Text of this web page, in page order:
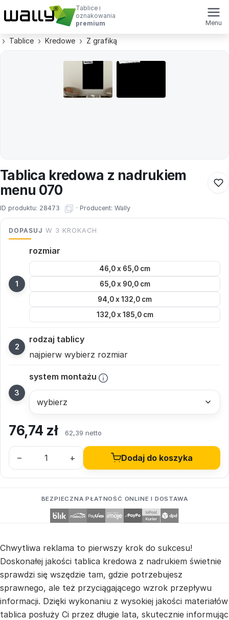
Tablice i
oznakowania
premium
Menu
Tablice Kredowe Z grafiką
Tablica kredowa z nadrukiem
menu 070
ID produktu: 28473 · Producent: Wally
DOPASUJ W 3 KROKACH
rozmiar
46,0 x 65,0 cm
65,0 x 90,0 cm
94,0 x 132,0 cm
132,0 x 185,0 cm
rodzaj tablicy
najpierw wybierz rozmiar
system montażu
76,74 zł 62,39 netto
– + Dodaj do koszyka
BEZPIECZNA PŁATNOŚĆ ONLINE I DOSTAWA
Chwytliwa reklama to pierwszy krok do sukcesu!
Doskonałej jakości tablica kredowa z nadrukiem świetnie
sprawdzi się wszędzie tam, gdzie potrzebujesz
sprawnego, ale też przyciągającego wzrok przepływu
informacji. Dzięki wykonaniu z wysokiej jakości materiałów
tablica posłuży Ci przez długie lata, skutecznie informując